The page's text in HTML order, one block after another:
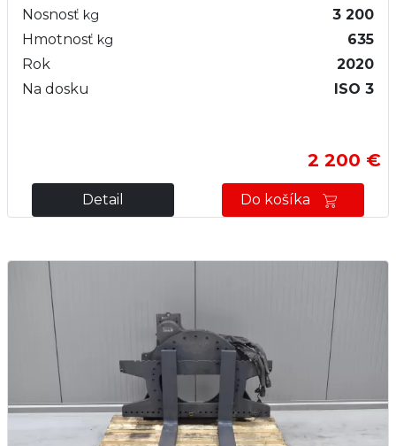
Nosnosť kg
3 200
Hmotnosť kg
635
Rok
2020
Na dosku
ISO 3
2 200 €
Detail Do košíka